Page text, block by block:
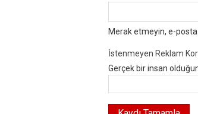
Merak etmeyin, e-posta
İstenmeyen Reklam
Gerçek bir insan